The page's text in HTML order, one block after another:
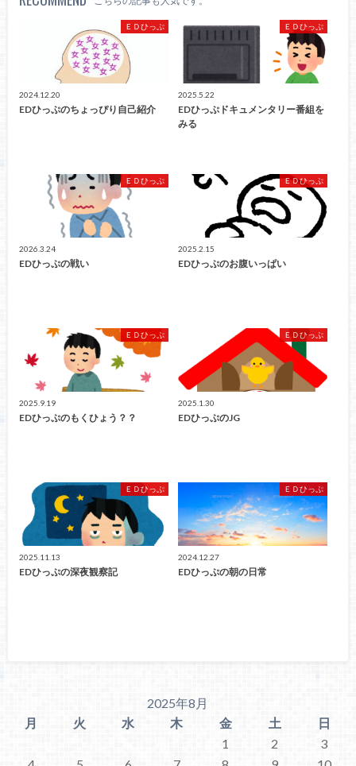
ＥＤひっぷ
2024.12.20
EDひっぷのちょっぴり自己紹介
ＥＤひっぷ
2025.5.22
EDひっぷドキュメンタリー番組を
みる
ＥＤひっぷ
2026.3.24
EDひっぷの戦い
ＥＤひっぷ
2025.2.15
EDひっぷのお腹いっぱい
ＥＤひっぷ
2025.9.19
EDひっぷのもくひょう？？
ＥＤひっぷ
2025.1.30
EDひっぷのJG
ＥＤひっぷ
2025.11.13
EDひっぷの深夜観察記
ＥＤひっぷ
2024.12.27
EDひっぷの朝の日常
2025年8月
月
火 水 木 金 土
日
1
2
3